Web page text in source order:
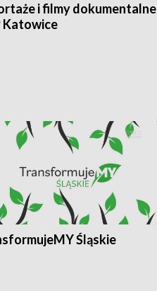
i filmy dokumentalne
Katowice
Śląskie